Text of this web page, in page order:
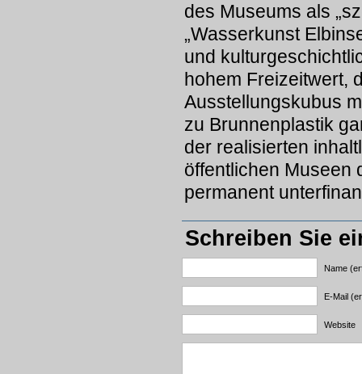
des Museums als
„Wasserkunst
und
hohem Freizeitwert,
Ausstellungskubus
zu Brunnenplastik
der realisierten
öffentlichen Museen
permanent
Schreiben Sie
Name
E-Mail
Website